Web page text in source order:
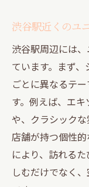
渋谷駅近くのユ
渋谷駅周辺には
ています。まず
ごとに異なるテ
す。例えば、エ
や、クラシック
店舗が持つ個性
により、訪れる
しむだけでなく